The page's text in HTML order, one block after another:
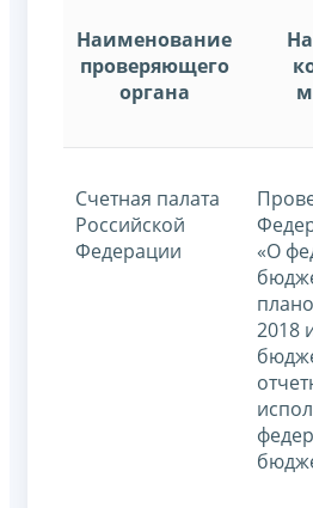
Наименование
проверяющего
органа
Счетная палата
Российской
Федерации
«О
2018